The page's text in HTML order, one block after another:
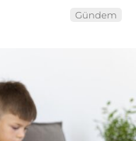
Gündem